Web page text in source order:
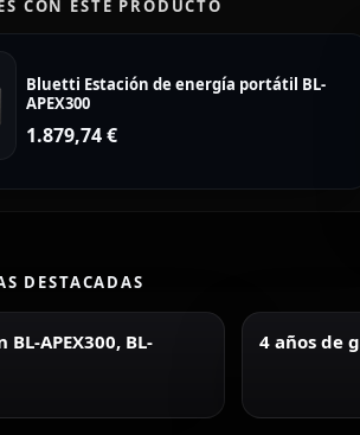
CON ESTE PRODUCTO
Bluetti Estación de energía portátil BL-
APEX300
1.879,74€
DESTACADAS
APEX300, BL-
4 años de